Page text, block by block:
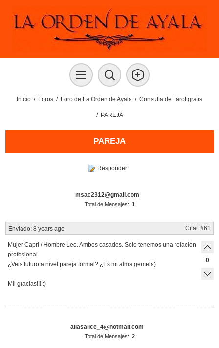
Inicio / Foros / Foro de La Orden de Ayala / Consulta de Tarot gratis
/ PAREJA
PAREJA
Responder
msac2312@gmail.com
Total de Mensajes: 1
Enviado: 8 years ago #61
Citar
Mujer Capri / Hombre Leo. Ambos casados. Solo tenemos una relación
profesional.
¿Veis futuro a nivel pareja formal? ¿Es mi alma gemela)
Mil gracias!!! :)
0
aliasalice_4@hotmail.com
Total de Mensajes: 2